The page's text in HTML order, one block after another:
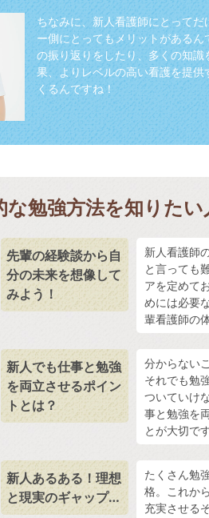
ちなみに、新人看護師にとって
ー側にとってもメリットがある
の振り返りをしたり、多くの知
果、よりレベルの高い看護を提
くるんですね！
な勉強方法を知りた
先輩の経験談から自
分の未来を想像して
みよう！
新人看護師
と言っても
アを定めて
めには必要
輩看護師の
新人でも仕事と勉強
を両立させるポイン
トとは？
分からない
それでも勉
ついていけ
事と勉強を
とが大切で
新人あるある！理想
と現実のギャップ…
たくさん勉
格。これか
充実させる